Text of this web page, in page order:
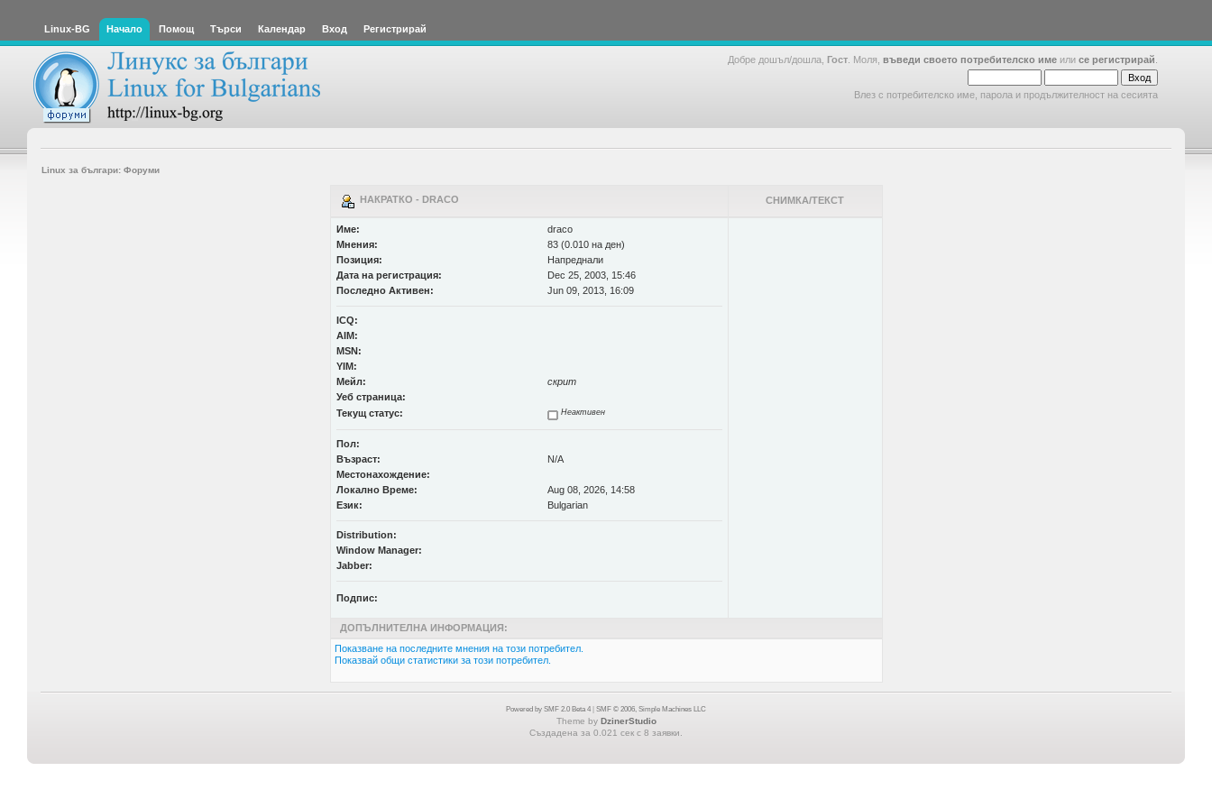
Linux-BG Начало Помощ Търси Календар Вход Регистрирай
Добре дошъл/дошла, Гост . Моля, въведи своето потребителско име или се регистрирай
Влез с потребителско име, парола и продължителност на сесията
Linux за българи: Форуми
НАКРАТКО - DRACO СНИМКА/ТЕКСТ
Име:
draco
Мнения:
83 (0.010 на ден)
Позиция:
Напреднали
Дата на регистрация:
Dec 25, 2003, 15:46
Последно Активен:
Jun 09, 2013, 16:09
ICQ:
AIM:
MSN:
YIM:
Мейл:
скрит
Уеб страница:
Текущ статус:
Неактивен
Пол:
Възраст:
N/A
Местонахождение:
Локално Време:
Aug 08, 2026, 14:58
Език:
Bulgarian
Distribution:
Window Manager:
Jabber:
Подпис:
ДОПЪЛНИТЕЛНА ИНФОРМАЦИЯ:
Показване на последните мнения на този потребител.
Показвай общи статистики за този потребител.
Powered by SMF 2.0 Beta 4 SMF © 2006, Simple Machines LLC
Theme by DzinerStudio
Създадена за 0.021 сек с 8 заявки.